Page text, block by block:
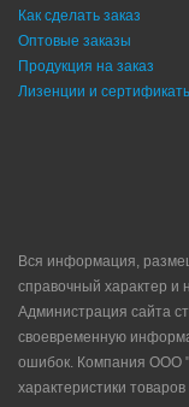
Как сделать заказ
Оптовые заказы
Продукция на заказ
Лизенции и
Вся информация,
справочный характер и
Администрация сайта
своевременную
ошибок. Компания ООО
характеристики